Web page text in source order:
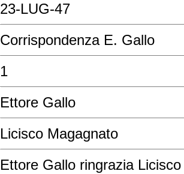
23-LUG-47
Corrispondenza E. Gallo
1
Ettore Gallo
Licisco Magagnato
Ettore Gallo ringrazia